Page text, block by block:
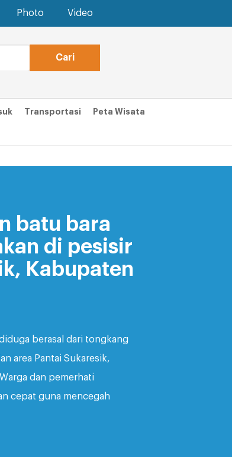
Photo Video
Transportasi Peta Wisata
batu bara
di pesisir
Kabupaten
berasal dari tongkang
area Pantai Sukaresik,
dan pemerhati
cepat guna mencegah